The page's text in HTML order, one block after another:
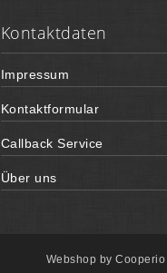
Kontaktdaten
Impressum
Kontaktformular
Callback Service
Über uns
Webshop by